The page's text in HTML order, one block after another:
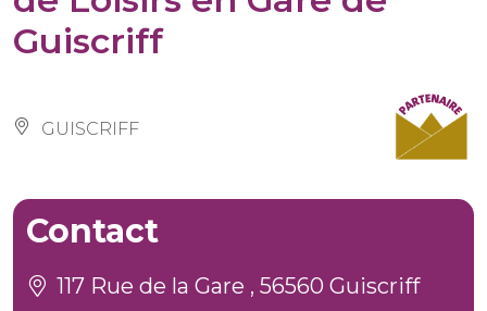
Guiscriff
GUISCRIFF
Contact
117 Rue de la Gare , 56560 Guiscriff